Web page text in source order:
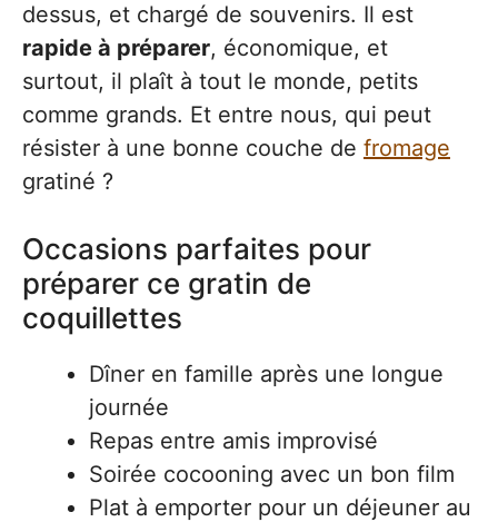
dessus, et chargé de souvenirs. Il est
rapide à préparer, économique, et
surtout, il plaît à tout le monde, petits
comme grands. Et entre nous, qui peut
résister à une bonne couche de fromage
gratiné ?
Occasions parfaites pour
préparer ce gratin de
coquillettes
Dîner en famille après une longue
journée
Repas entre amis improvisé
Soirée cocooning avec un bon film
Plat à emporter pour un déjeuner au